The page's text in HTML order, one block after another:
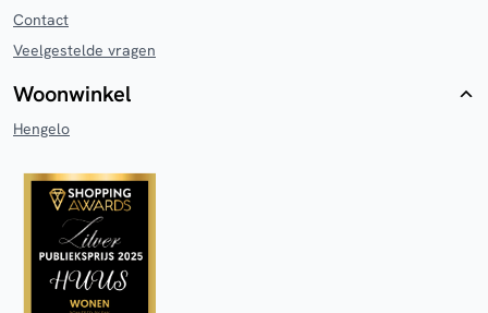
Contact
Veelgestelde vragen
Woonwinkel
Hengelo